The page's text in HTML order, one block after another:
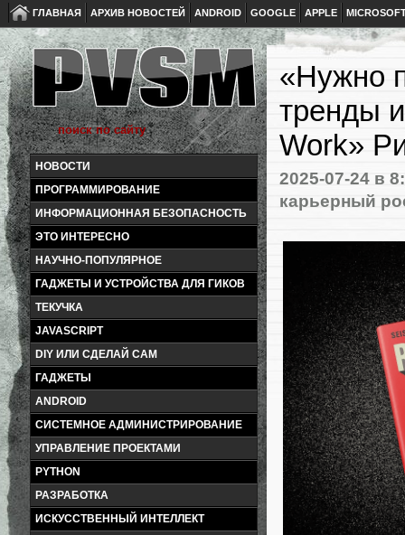
ГЛАВНАЯ АРХИВ НОВОСТЕЙ ANDROID GOOGLE APPLE
НОВОСТИ
ПРОГРАММИРОВАНИЕ
ИНФОРМАЦИОННАЯ БЕЗОПАСНОСТЬ
ЭТО ИНТЕРЕСНО
НАУЧНО-ПОПУЛЯРНОЕ
ГАДЖЕТЫ И УСТРОЙСТВА ДЛЯ ГИКОВ
ТЕКУЧКА
JAVASCRIPT
DIY ИЛИ СДЕЛАЙ САМ
ГАДЖЕТЫ
ANDROID
СИСТЕМНОЕ АДМИНИСТРИРОВАНИЕ
УПРАВЛЕНИЕ ПРОЕКТАМИ
PYTHON
РАЗРАБОТКА
ИСКУССТВЕННЫЙ ИНТЕЛЛЕКТ
«Нужно
тренды
Work»
2025-07-24 в
карьерный